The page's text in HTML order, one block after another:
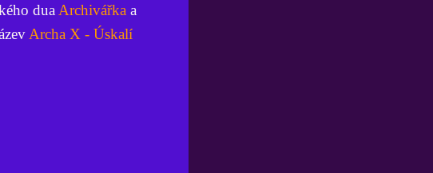
dua Archivářka a
Archa X - Úskalí